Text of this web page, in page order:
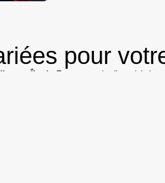
pour
en Île-de-France
est la diversité des